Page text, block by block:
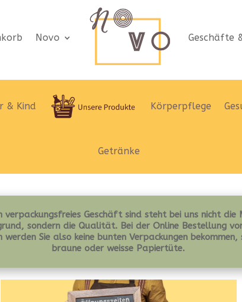
Novo Geschäfte
& Kind Körperpflege
Getränke
verpackungsfreies Geschäft sind steht bei uns nicht die
sondern die Qualität. Bei der Online Bestellung
werden Sie also keine bunten Verpackungen bekommen,
braune oder weisse Papiertüte.